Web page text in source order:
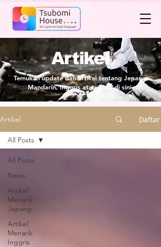
Artikel
Temukan update dan artikel tentang Jepang,
Mandarin, Inggris atau Arab di sini.
Artikel Daftar
All Posts
News
Artikel
Menarik
Jepang
Artikel
Menarik
Inggris
All Posts